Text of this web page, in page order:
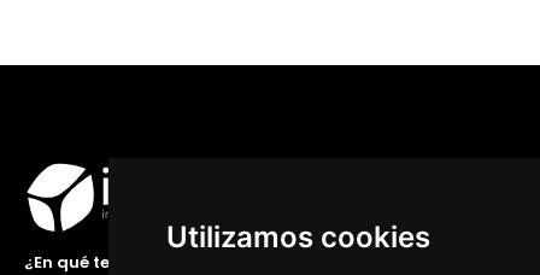
Utilizamos cookies
¿En qué te podemos ayudar?